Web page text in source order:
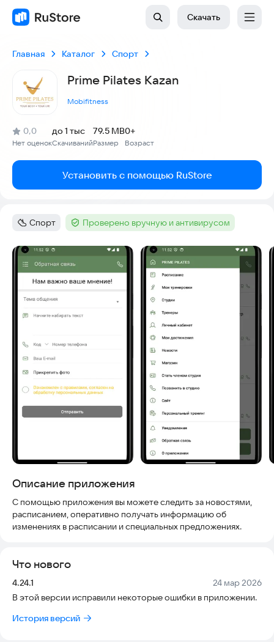
Скачать
Главная Каталог Спорт
Prime Pilates Kazan
Mobifitness
Рейтинг:
0,0
(
Нет оценок
)
Скачиваний
до 1 тыс
Размер
79.5 MB
Возраст
0+
Установить с помощью RuStore
Категория
Спорт Тег :Проверено вручную и антивирусом
Скриншоты
Описание приложения
С помощью приложения вы можете следить за новостями,
расписанием, оперативно получать информацию об
изменениях в расписании и специальных предложениях.
Что нового
Версия:
4.24.1 Дата:
24 мар 2026
В этой версии исправили некоторые ошибки в приложении.
История версий